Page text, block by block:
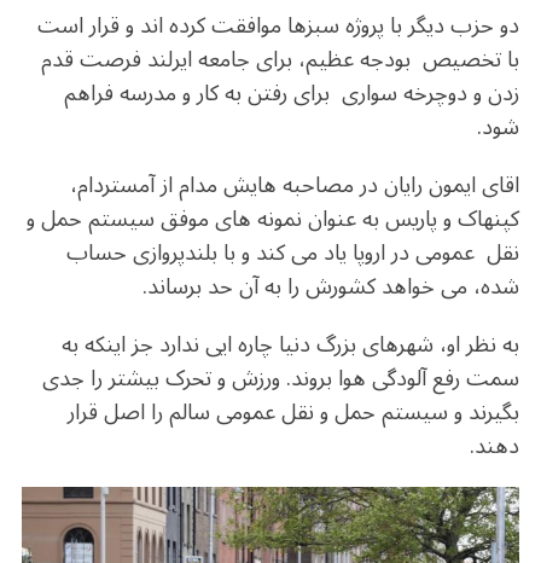
دو حزب دیگر با پروژه سبزها موافقت کرده اند و قرار است
با تخصیص بودجه عظیم، برای جامعه ایرلند فرصت قدم
زدن و دوچرخه سواری برای رفتن به کار و مدرسه فراهم
شود.
اقای ایمون رایان در مصاحبه هایش مدام از آمستردام،
کپنهاک و پاریس به عنوان نمونه های موفق سیستم حمل و
نقل عمومی در اروپا یاد می کند و با بلندپروازی حساب
شده، می خواهد کشورش را به آن حد برساند.
به نظر او، شهرهای بزرگ دنیا چاره ایی ندارد جز اینکه به
سمت رفع آلودگی هوا بروند. ورزش و تحرک بیشتر را جدی
بگیرند و سیستم حمل و نقل عمومی سالم را اصل قرار
دهند.